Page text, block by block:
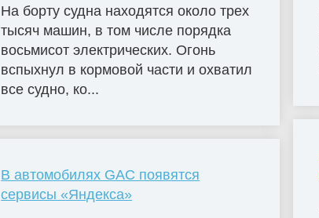
На борту судна находятся около трех
тысяч машин, в том числе порядка
восьмисот электрических. Огонь
вспыхнул в кормовой части и охватил
все судно, ко...
В автомобилях GAC появятся
сервисы «Яндекса»